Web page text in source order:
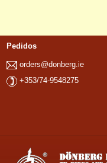
Pedidos
orders@donberg.ie
+353/74-9548275